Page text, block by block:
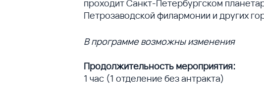
проходит Санкт-Петербургском
Петрозаводской филармонии и других
В программе возможны изменения
Продолжительность мероприятия:
1 час (1 отделение без антракта)